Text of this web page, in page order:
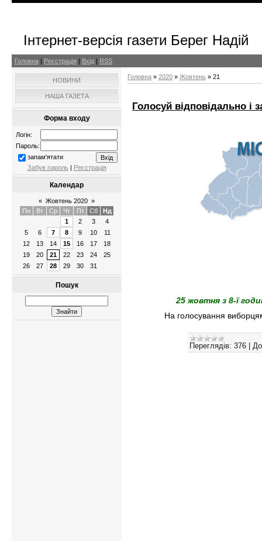
Інтернет-версія газети Берег Надій
Головна | Реєстрація | Вхід | RSS
НОВИНИ
НАША ГАЗЕТА
Форма входу
Логін:
Пароль:
запам'ятати
Забув пароль | Реєстрація
Календар
« Жовтень 2020 »
Пн
Вт Ср Чт Пт Сб
Нд
1
2 3
4
5
6 7 8 9 10
11
12
13 14 15 16 17
18
19
20 21 22 23 24
25
26
27 28 29 30 31
Пошук
Головна » 2020 » Жовтень » 21
Голосуй відповідально і
25 жовтня з 8-ї
На голосування
Переглядів: 376